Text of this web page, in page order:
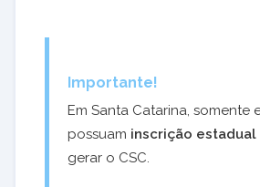
Importante!
Em Santa Catarina, somente
possuam inscrição estadual
gerar o CSC.